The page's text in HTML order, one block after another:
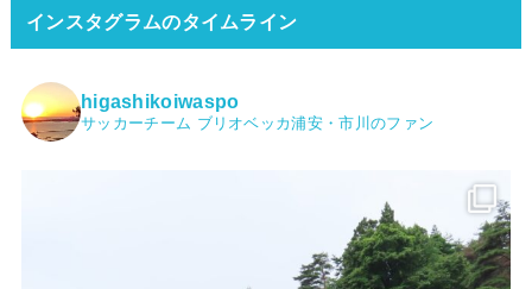
インスタグラムのタイムライン
higashikoiwaspo
サッカーチーム ブリオベッカ浦安・市川のファン